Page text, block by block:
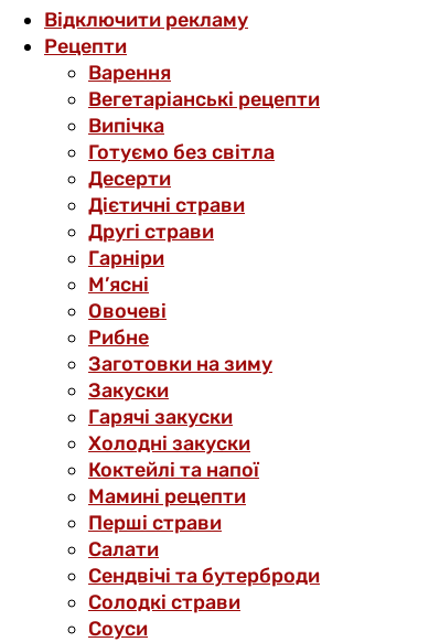
Відключити рекламу
Рецепти
Варення
Вегетаріанські рецепти
Випічка
Готуємо без світла
Десерти
Дієтичні страви
Другі страви
Гарніри
М’ясні
Овочеві
Рибне
Заготовки на зиму
Закуски
Гарячі закуски
Холодні закуски
Коктейлі та напої
Мамині рецепти
Перші страви
Салати
Сендвічі та бутерброди
Солодкі страви
Соуси